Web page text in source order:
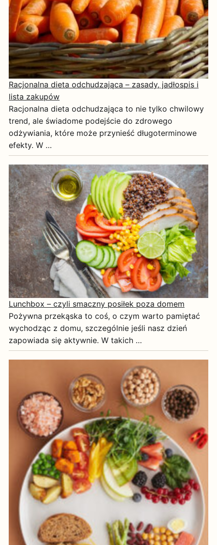
Racjonalna dieta odchudzająca – zasady, jadłospis i
lista zakupów
Racjonalna dieta odchudzająca to nie tylko chwilowy
trend, ale świadome podejście do zdrowego
odżywiania, które może przynieść długoterminowe
efekty. W …
Lunchbox – czyli smaczny posiłek poza domem
Pożywna przekąska to coś, o czym warto pamiętać
wychodząc z domu, szczególnie jeśli nasz dzień
zapowiada się aktywnie. W takich …